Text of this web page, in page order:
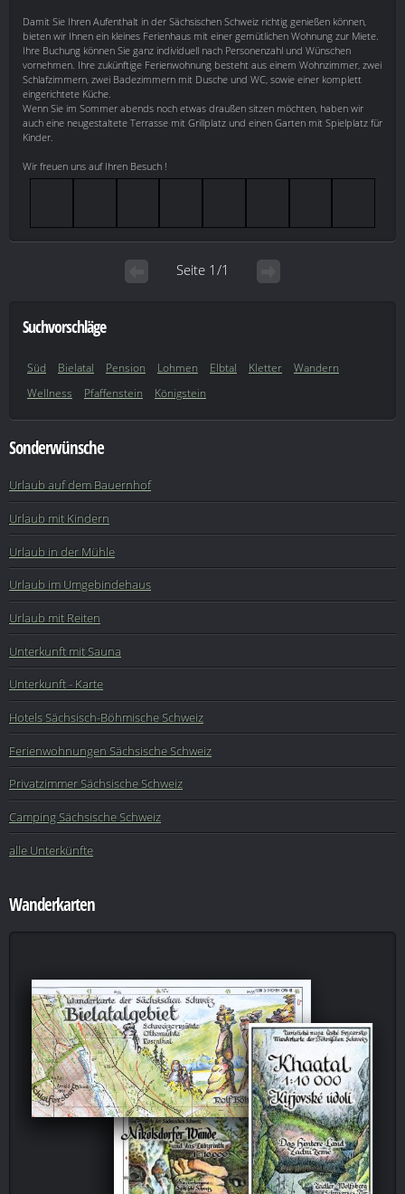
Damit Sie Ihren Aufenthalt in der Sächsischen Schweiz richtig genießen können,
bieten wir Ihnen ein kleines Ferienhaus mit einer gemütlichen Wohnung zur Miete.
Ihre Buchung können Sie ganz individuell nach Personenzahl und Wünschen
vornehmen. Ihre zukünftige Ferienwohnung besteht aus einem Wohnzimmer, zwei
Schlafzimmern, zwei Badezimmern mit Dusche und WC, sowie einer komplett
eingerichtete Küche.
Wenn Sie im Sommer abends noch etwas draußen sitzen möchten, haben wir
auch eine neugestaltete Terrasse mit Grillplatz und einen Garten mit Spielplatz für
Kinder.
Wir freuen uns auf Ihren Besuch !
Seite 1/1
Suchvorschläge
Süd Bielatal Pension Lohmen Elbtal Kletter
Wandern
Wellness
Pfaffenstein Königstein
Sonderwünsche
Urlaub auf dem Bauernhof
Urlaub mit Kindern
Urlaub in der Mühle
Urlaub im Umgebindehaus
Urlaub mit Reiten
Unterkunft mit Sauna
Unterkunft - Karte
Hotels Sächsisch-Böhmische Schweiz
Ferienwohnungen Sächsische Schweiz
Privatzimmer Sächsische Schweiz
Camping Sächsische Schweiz
alle Unterkünfte
Wanderkarten